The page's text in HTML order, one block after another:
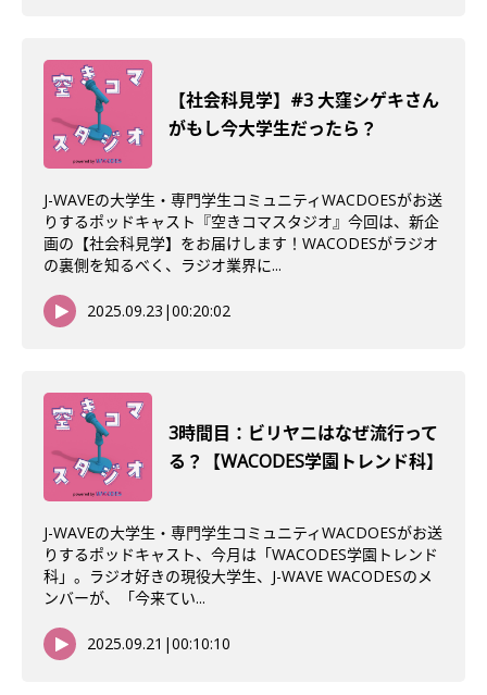
【社会科見学】#3 大窪シゲキさん
がもし今大学生だったら？
J-WAVEの大学生・専門学生コミュニティWACDOESがお送
りするポッドキャスト『空きコマスタジオ』今回は、新企
画の【社会科見学】をお届けします！WACODESがラジオ
の裏側を知るべく、ラジオ業界に...
2025.09.23 |00:20:02
3時間目：ビリヤニはなぜ流行って
る？【WACODES学園トレンド科】
J-WAVEの大学生・専門学生コミュニティWACDOESがお送
りするポッドキャスト、今月は「WACODES学園トレンド
科」。ラジオ好きの現役大学生、J-WAVE WACODESのメ
ンバーが、「今来てい...
2025.09.21 |00:10:10